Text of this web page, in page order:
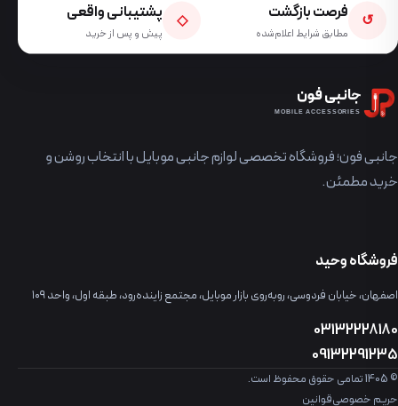
↺ فرصت بازگشت
مطابق شرایط اعلام‌شده
◇ پشتیبانی واقعی
پیش و پس از خرید
جانبی فون
MOBILE ACCESSORIES
جانبی فون؛ فروشگاه تخصصی لوازم جانبی موبایل با انتخاب روشن و
خرید مطمئن.
فروشگاه وحید
اصفهان، خیابان فردوسی، روبه‌روی بازار موبایل، مجتمع زاینده‌رود، طبقه اول، واحد ۱۰۹
03132228180
09132291235
© 1405 تمامی حقوق محفوظ است.
حریم خصوصیقوانین